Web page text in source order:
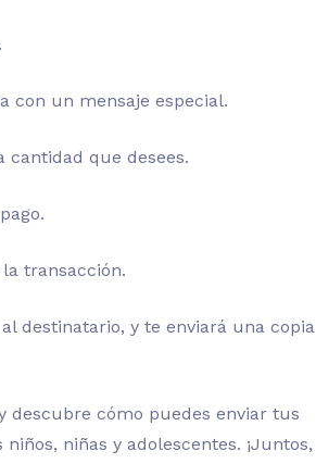
con un mensaje especial.
cantidad que desees.
transacción.
destinatario, y te enviará una copia
descubre cómo puedes enviar tus
niñas y adolescentes. ¡Juntos,